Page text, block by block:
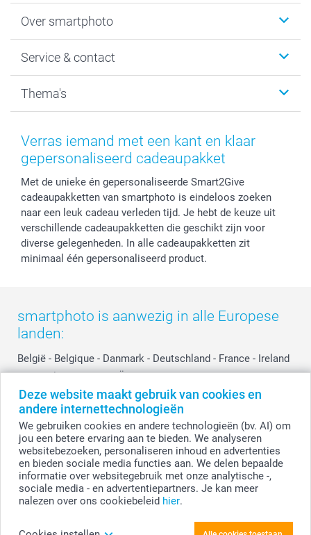
Deze website maakt gebruik van cookies en
andere internettechnologieën
We gebruiken cookies en andere technologieën (bv. AI) om
jou een betere ervaring aan te bieden. We analyseren
websitebezoeken, personaliseren inhoud en advertenties
en bieden sociale media functies aan. We delen bepaalde
informatie over websitegebruik met onze analytische -,
sociale media - en advertentiepartners. Je kan meer
nalezen over ons cookiebeleid hier.
Fotoboeken
Fotocadeaus
Kaarten
Over smartphoto
Vacatures
Bestelproces
Herroepingsrecht
Privacy
Reviews
Investor Relations
Service & contact
Tevredenheidsgarantie
Mijn orderstatus
smartbonus
service@smartphoto.nl
Affiliate partnerprogramma
Partnerships
Influencer partnerprogramma
Thema's
Baby
Moederdag
Huwelijk
Verras iemand met een kant en klaar
gepersonaliseerd cadeaupakket
Met de unieke én gepersonaliseerde Smart2Give
cadeaupakketten van smartphoto is eindeloos zoeken
naar een leuk cadeau verleden tijd. Je hebt de keuze uit
verschillende cadeaupakketten die geschikt zijn voor
diverse gelegenheden. In alle cadeaupakketten zit
minimaal één gepersonaliseerd product.
smartphoto is aanwezig in alle Europese
landen:
België - Belgique - Danmark - Deutschland - France - Ireland
- Nederland - Norge - Österreich - Schweiz - Suisse -
Switzerland - Suomi - Sverige - United Kingdom -
Other Countries
Alle prijzen zijn in EURO (€) inclusief BTW en exclusief verzendkosten.